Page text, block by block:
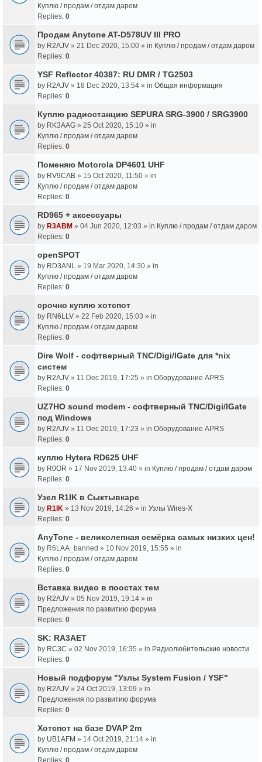
Куплю / продам / отдам даром
Replies: 0
Продам Anytone AT-D578UV III PRO
by R2AJV » 21 Dec 2020, 15:00 » in Куплю / продам / отдам даром
Replies: 0
YSF Reflector 40387: RU DMR / TG2503
by R2AJV » 18 Dec 2020, 13:54 » in Общая информация
Replies: 0
Куплю радиостанцию SEPURA SRG-3900 / SRG3900
by RK3AAG » 25 Oct 2020, 15:10 » in
Куплю / продам / отдам даром
Replies: 0
Поменяю Motorola DP4601 UHF
by RV9CAB » 15 Oct 2020, 11:50 » in
Куплю / продам / отдам даром
Replies: 0
RD965 + аксессуары
by R3ABM » 04 Jun 2020, 12:03 » in Куплю / продам / отдам даром
Replies: 0
openSPOT
by RD3ANL » 19 Mar 2020, 14:30 » in
Куплю / продам / отдам даром
Replies: 0
срочно куплю хотспот
by RN6LLV » 22 Feb 2020, 15:03 » in
Куплю / продам / отдам даром
Replies: 0
Dire Wolf - cофтверный TNC/Digi/IGate для *nix
систем
by R2AJV » 11 Dec 2019, 17:25 » in Оборудование APRS
Replies: 0
UZ7HO sound modem - cофтверный TNC/Digi/IGate
под Windows
by R2AJV » 11 Dec 2019, 17:23 » in Оборудование APRS
Replies: 0
куплю Hytera RD625 UHF
by R0OR » 17 Nov 2019, 13:40 » in Куплю / продам / отдам даром
Replies: 0
Узел R1IK в Сыктывкаре
by R1IK » 13 Nov 2019, 14:26 » in Узлы Wires-X
Replies: 0
AnyTone - великолепная семёрка самых низких цен!
by R6LAA_banned » 10 Nov 2019, 15:55 » in
Куплю / продам / отдам даром
Replies: 0
Вставка видео в поостах тем
by R2AJV » 05 Nov 2019, 19:14 » in
Предложения по развитию форума
Replies: 0
SK: RA3AET
by RC3C » 02 Nov 2019, 16:35 » in Радиолюбительские новости
Replies: 0
Новый подфорум "Узлы System Fusion / YSF"
by R2AJV » 24 Oct 2019, 13:09 » in
Предложения по развитию форума
Replies: 0
Хотспот на базе DVAP 2m
by UB1AFM » 14 Oct 2019, 21:14 » in
Куплю / продам / отдам даром
Replies: 0